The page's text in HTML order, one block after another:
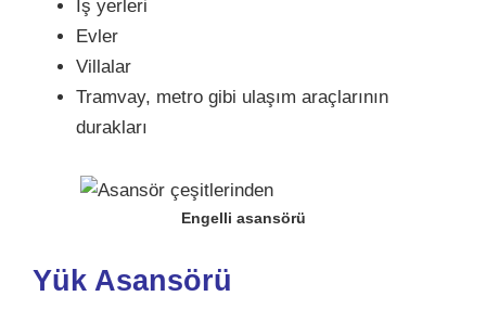
İş yerleri
Evler
Villalar
Tramvay, metro gibi ulaşım araçlarının
durakları
Engelli asansörü
Yük Asansörü